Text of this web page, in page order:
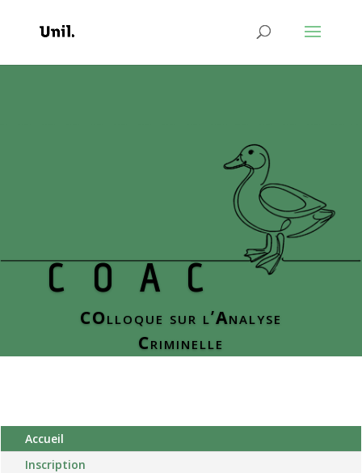
COAC
COlloque sur l’Analyse
Criminelle
Accueil
Inscription